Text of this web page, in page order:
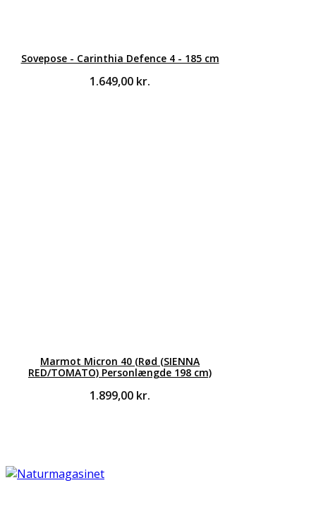
Sovepose - Carinthia Defence 4 - 185 cm
1.649,00 kr.
Marmot Micron 40 (Rød (SIENNA
RED/TOMATO) Personlængde 198 cm)
1.899,00 kr.